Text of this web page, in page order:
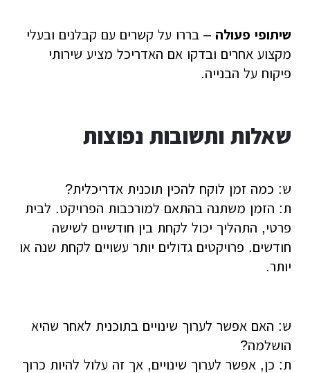
שיתופי פעולה – בררו על קשרים עם קבלנים ובעלי
מקצוע אחרים ובדקו אם האדריכל מציע שירותי
פיקוח על הבנייה.
שאלות ותשובות נפוצות
ש: כמה זמן לוקח להכין תוכנית אדריכלית?
ת: הזמן משתנה בהתאם למורכבות הפרויקט. לבית
פרטי, התהליך יכול לקחת בין חודשיים לשישה
חודשים. פרויקטים גדולים יותר עשויים לקחת שנה או
יותר.
ש: האם אפשר לערוך שינויים בתוכנית לאחר שהיא
הושלמה?
ת: כן, אפשר לערוך שינויים, אך זה עלול להיות כרוך